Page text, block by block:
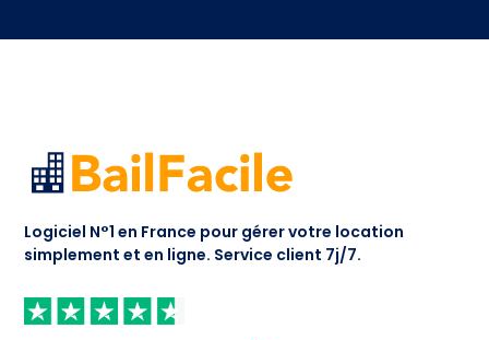
Logiciel N°1 en France pour gérer votre location
simplement et en ligne. Service client 7j/7.